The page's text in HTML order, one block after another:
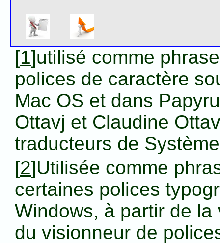
[1]utilisé comme
polices de caractère
Mac OS et dans
Ottavj et Claudine
traducteurs de
[2]Utilisée comme
certaines polices
Windows, à partir de
du visionneur de